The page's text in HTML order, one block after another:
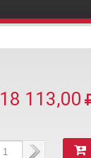
18 113,00